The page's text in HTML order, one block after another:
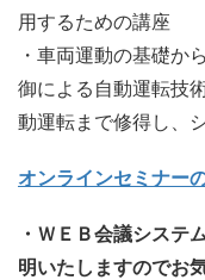
用するための講座
・車両運動の基礎か
御による自動運転技
動運転まで修得し、
オンラインセミナー
・ＷＥＢ会議システ
明いたしますのでお